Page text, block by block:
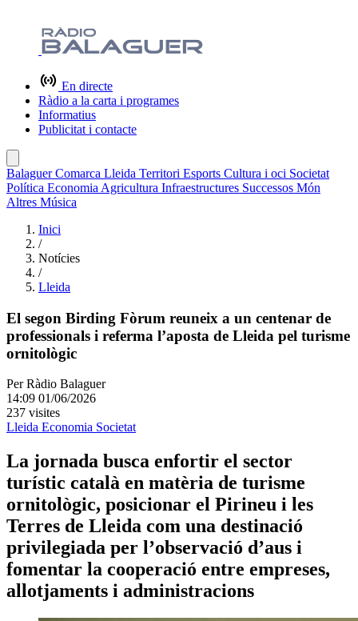
En directe
Ràdio a la carta i programes
Informatius
Publicitat i contacte
BalaguerComarca Lleida Territori Esports Cultura i oci Societat
Política Economia Agricultura Infraestructures Successos Món
Altres Música
Inici
/
Notícies
/
Lleida
El segon Birding Fòrum reuneix a un centenar de
professionals i referma l’aposta de Lleida pel turisme
ornitològic
Per Ràdio Balaguer
14:09 01/06/2026
237 visites
Lleida Economia Societat
La jornada busca enfortir el sector
turístic català en matèria de turisme
ornitològic, posicionar el Pirineu i les
Terres de Lleida com una destinació
privilegiada per l’observació d’aus i
fomentar la cooperació entre empreses,
allotjaments i administracions